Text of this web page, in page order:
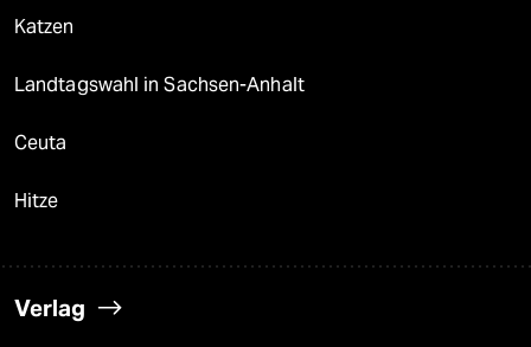
Katzen
Landtagswahl in Sachsen-Anhalt
Ceuta
Hitze
Verlag